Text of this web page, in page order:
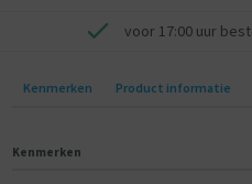
voor 17:00 uur
Kenmerken Product informatie
Kenmerken